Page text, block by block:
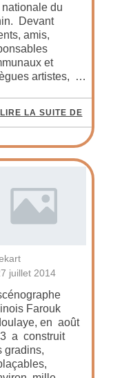
nationale du
Devant
amis,
et
artistes, …
LIRE LA SUITE DE
juillet 2014
Farouk
en août
a construit
gradins,